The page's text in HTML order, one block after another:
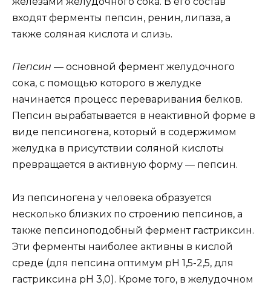
входят ферменты пепсин, ренин, липаза, а
также соляная кислота и слизь.
Пепсин — основной фермент желудочного
сока, с помощью которого в желудке
начинается процесс переваривания белков.
Пепсин вырабатывается в неактивной форме в
виде пепсиногена, который в содержимом
желудка в присутствии соляной кислоты
превращается в активную форму — пепсин.
Из пепсиногена у человека образуется
несколько близких по строению пепсинов, а
также пепсиноподобный фермент гастриксин.
Эти ферменты наиболее активны в кислой
среде (для пепсина оптимум рН 1,5-2,5, для
гастриксина рН 3,0). Кроме того, в желудочном